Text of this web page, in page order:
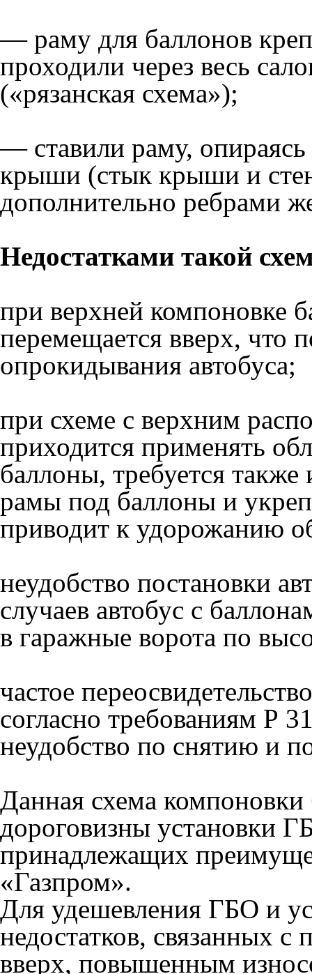
— раму для баллонов
проходили через весь
(«рязанская схема»);
— ставили раму,
крыши (стык крыши и
дополнительно ребрами
Недостатками такой
при верхней компоновке
перемещается вверх, что
опрокидывания автобуса;
при схеме с верхним
приходится применять
баллоны, требуется также
рамы под баллоны и
приводит к удорожанию
неудобство постановки
случаев автобус с
в гаражные ворота по
частое
согласно требованиям Р
неудобство по снятию и
Данная схема компоновки
дороговизны установки
принадлежащих
«Газпром».
Для удешевления ГБО и
недостатков, связанных
вверх, повышенным